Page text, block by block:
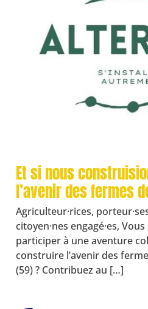
Et si nous
l’avenir des fermes
Agriculteur·rices,
citoyen·nes engagé·es,
participer à une aventure
construire l’avenir des
(59) ? Contribuez au […]